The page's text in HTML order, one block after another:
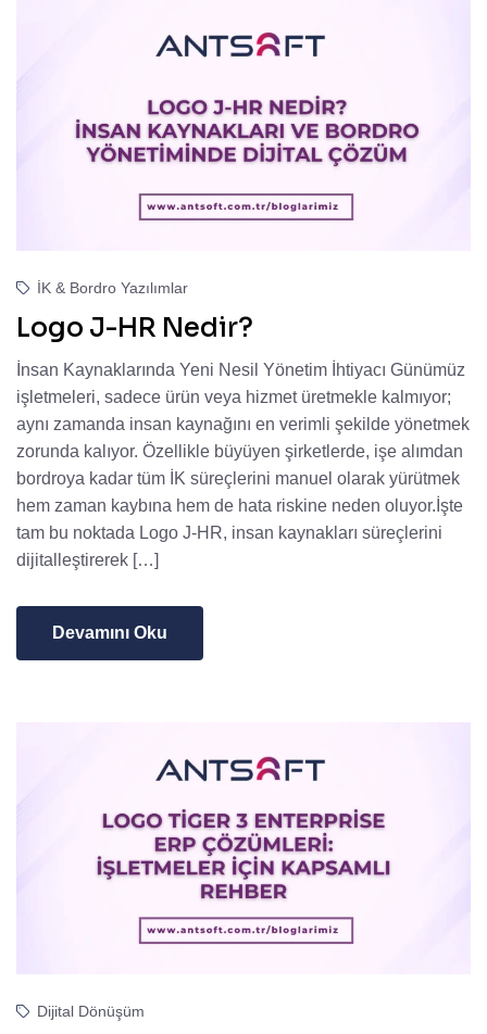
İK & Bordro Yazılımlar
Logo J-HR Nedir?
İnsan Kaynaklarında Yeni Nesil Yönetim İhtiyacı Günümüz
işletmeleri, sadece ürün veya hizmet üretmekle kalmıyor;
aynı zamanda insan kaynağını en verimli şekilde yönetmek
zorunda kalıyor. Özellikle büyüyen şirketlerde, işe alımdan
bordroya kadar tüm İK süreçlerini manuel olarak yürütmek
hem zaman kaybına hem de hata riskine neden oluyor.İşte
tam bu noktada Logo J-HR, insan kaynakları süreçlerini
dijitalleştirerek […]
Devamını Oku
Dijital Dönüşüm